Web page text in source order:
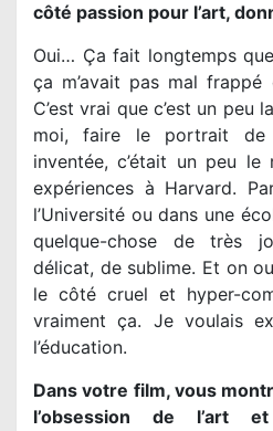
côté passion pour l’art,
Oui… Ça fait longtemps
ça m’avait pas mal frappé
C’est vrai que c’est un peu
moi, faire le portrait de
inventée, c’était un peu
expériences à Harvard.
l’Université ou dans une
quelque-chose de très
délicat, de sublime. Et on
le côté cruel et hyper-
vraiment ça. Je voulais
l’éducation.
Dans votre film, vous
l’obsession de l’art